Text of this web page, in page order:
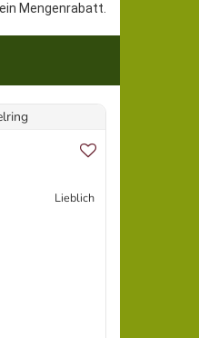
Mengenrabatt.
Lieblich